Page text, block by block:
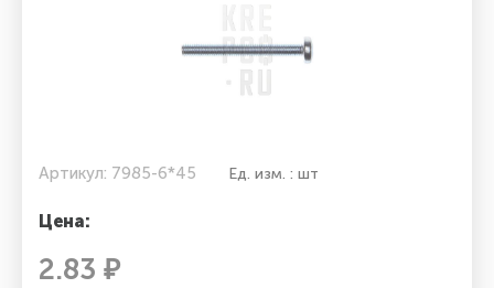
Артикул: 7985-6*45 Ед. изм. : шт
Цена:
2.83 ₽